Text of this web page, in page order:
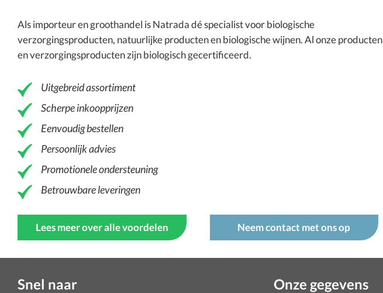
Als importeur en groothandel isNatradadé specialist voorbiologische
verzorgingsproducten, natuurlijke producten enbiologische wijnen. Al onze producten
en verzorgingsproducten zijn biologisch gecertificeerd.
Uitgebreid assortiment
Scherpe inkoopprijzen
Eenvoudig bestellen
Persoonlijk advies
Promotionele ondersteuning
Betrouwbare leveringen
Lees meer over alle voordelen Neem contact met ons op
Snel naar Onze gegevens